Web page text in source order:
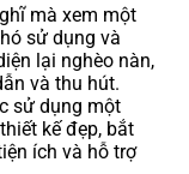
mà xem một
sử dụng và
lại nghèo nàn,
và thu hút.
sử dụng một
kế đẹp, bắt
ích và hỗ trợ